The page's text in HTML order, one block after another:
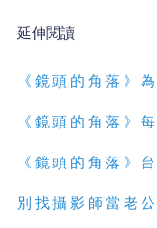
延伸閱讀
《鏡頭的角落》
《鏡頭的角落》
《鏡頭的角落》
別找攝影師當老